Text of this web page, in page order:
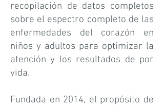
recopilación de datos completos
sobre el espectro completo de las
enfermedades del corazón en
niños y adultos para optimizar la
atención y los resultados de por
vida.
Fundada en 2014, el propósito de